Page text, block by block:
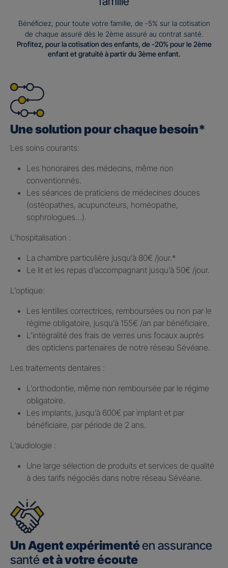
Bénéficiez, pour toute votre famille, de -5% sur la cotisation
de chaque assuré dès le 2ème assuré au contrat santé.
Profitez, pour la cotisation des enfants, de -20% pour le 2ème
enfant et gratuité à partir du 3ème enfant.
Une solution pour chaque besoin*
Les soins courants: ​
Les honoraires des médecins, même non
conventionnés.​
Les séances de praticiens de médecines douces
(ostéopathes, acupuncteurs, homéopathe,
sophrologues…).​
L’hospitalisation : ​
La chambre particulière jusqu’à 80€ /jour.​*
Le lit et les repas d’accompagnant jusqu’à 50€ /jour.​
L’optique:
Les lentilles correctrices, remboursées ou non par le
régime obligatoire, jusqu’à 155€ /an par bénéficiaire.​
L’intégralité des frais de verres unis focaux auprès
des opticiens partenaires de notre réseau Sévéane.​
Les traitements dentaires : ​
L’orthodontie, même non remboursée par le régime
obligatoire.​
Les implants, jusqu’à 600€ par implant et par
bénéficiaire, par période de 2 ans.
L’audiologie :
Une large sélection de produits et services de qualité
à des tarifs négociés dans notre réseau Sévéane.
Un Agent expérimentéen assurance
santé et à votre écoute